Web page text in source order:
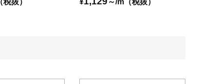
抜） ¥ ～/m（税抜）